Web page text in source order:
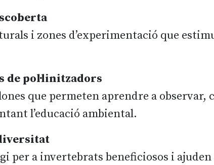
i zones d’experimentació que
de pol·linitzadors
que permeten aprendre a observar,
l’educació ambiental.
per a invertebrats beneficiosos i